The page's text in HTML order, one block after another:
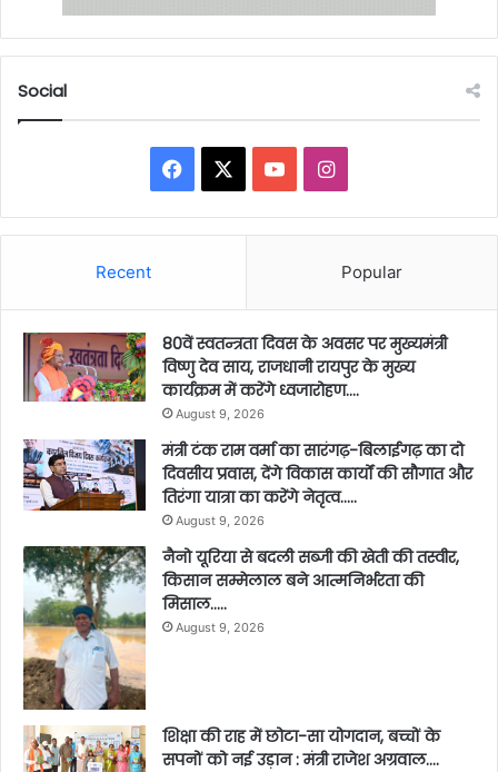
Social
Facebook YouTubeInstagram
Recent Popular
80वें स्वतन्त्रता दिवस के अवसर पर मुख्यमंत्री
विष्णु देव साय, राजधानी रायपुर के मुख्य
कार्यक्रम में करेंगे ध्वजारोहण….
August 9, 2026
मंत्री टंक राम वर्मा का सारंगढ़-बिलाईगढ़ का दो
दिवसीय प्रवास, देंगे विकास कार्यों की सौगात और
तिरंगा यात्रा का करेंगे नेतृत्व…..
August 9, 2026
नैनो यूरिया से बदली सब्जी की खेती की तस्वीर,
किसान सम्मेलाल बने आत्मनिर्भरता की
मिसाल…..
August 9, 2026
शिक्षा की राह में छोटा-सा योगदान, बच्चों के
सपनों को नई उड़ान : मंत्री राजेश अग्रवाल….